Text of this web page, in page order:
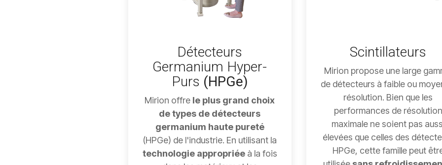
Détecteurs
Germanium Hyper-
Purs (HPGe)
Mirion offre le plus grand choix
de types de détecteurs
germanium haute pureté
(HPGe) de l'industrie. En utilisant la
technologie appropriéeà la fois
Scintillateurs
Mirion propose une large
de détecteurs à faible ou
résolution. Bien que les
performances de résolution
maximale ne soient pas
élevées que celles des
HPGe, cette famille peut